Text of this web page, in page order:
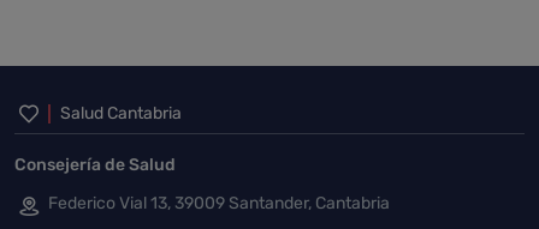
Inicio del pie de página
Salud Cantabria
Consejería de Salud
Federico Vial 13, 39009 Santander, Cantabria